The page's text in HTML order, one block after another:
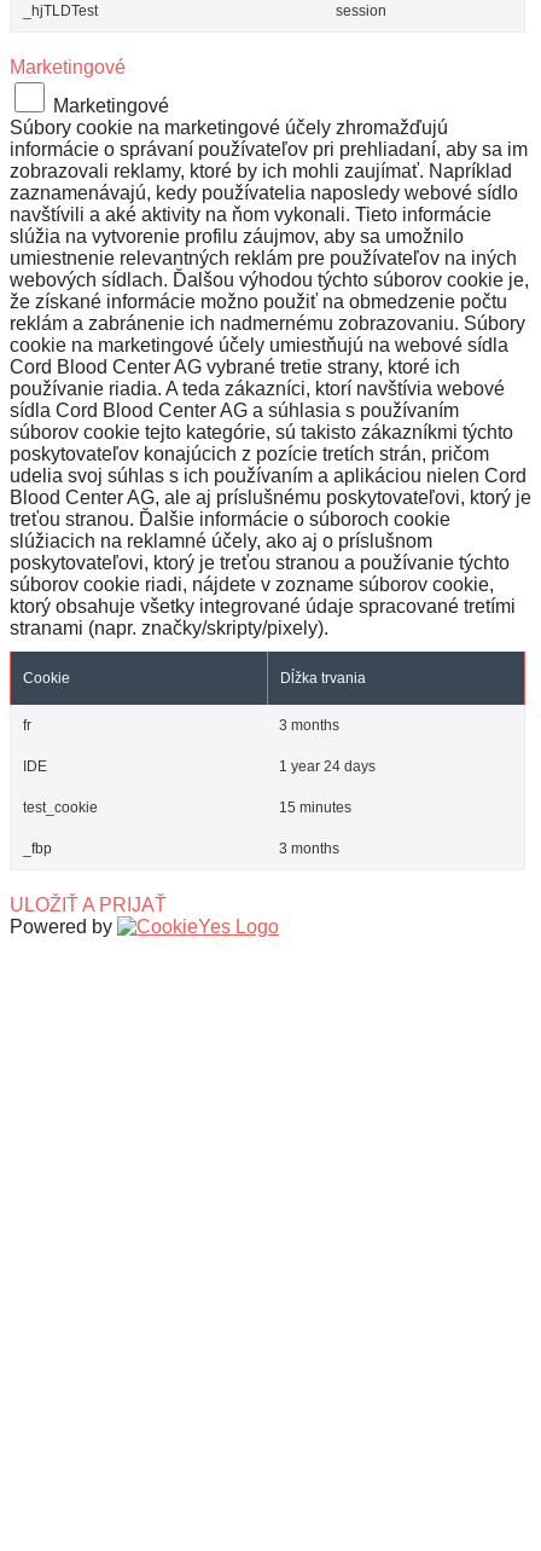
_hjTLDTest session
Marketingové
Marketingové
Súbory cookie na marketingové účely zhromažďujú
informácie o správaní používateľov pri prehliadaní, aby sa im
zobrazovali reklamy, ktoré by ich mohli zaujímať. Napríklad
zaznamenávajú, kedy používatelia naposledy webové sídlo
navštívili a aké aktivity na ňom vykonali. Tieto informácie
slúžia na vytvorenie profilu záujmov, aby sa umožnilo
umiestnenie relevantných reklám pre používateľov na iných
webových sídlach. Ďalšou výhodou týchto súborov cookie je,
že získané informácie možno použiť na obmedzenie počtu
reklám a zabránenie ich nadmernému zobrazovaniu. Súbory
cookie na marketingové účely umiestňujú na webové sídla
Cord Blood Center AG vybrané tretie strany, ktoré ich
používanie riadia. A teda zákazníci, ktorí navštívia webové
sídla Cord Blood Center AG a súhlasia s používaním
súborov cookie tejto kategórie, sú takisto zákazníkmi týchto
poskytovateľov konajúcich z pozície tretích strán, pričom
udelia svoj súhlas s ich používaním a aplikáciou nielen Cord
Blood Center AG, ale aj príslušnému poskytovateľovi, ktorý je
treťou stranou. Ďalšie informácie o súboroch cookie
slúžiacich na reklamné účely, ako aj o príslušnom
poskytovateľovi, ktorý je treťou stranou a používanie týchto
súborov cookie riadi, nájdete v zozname súborov cookie,
ktorý obsahuje všetky integrované údaje spracované tretími
stranami (napr. značky/skripty/pixely).
Cookie Dĺžka trvania
fr 3 months
IDE 1 year 24 days
test_cookie 15 minutes
_fbp 3 months
ULOŽIŤ A PRIJAŤ
Powered by